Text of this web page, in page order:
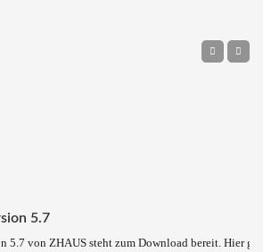
5.7
5.7 von ZHAUS steht zum Download bereit. Hier